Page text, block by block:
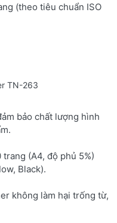
(theo tiêu chuẩn ISO
TN-263
bảo chất lượng hình
(A4, độ phủ 5%)
Black).
không làm hại trống từ,